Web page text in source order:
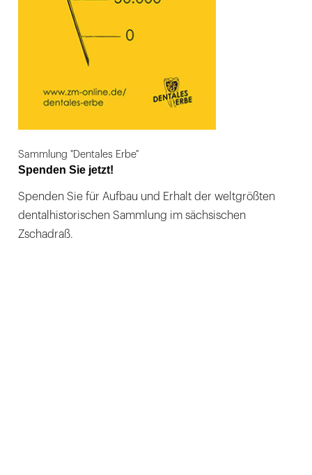
Sammlung "Dentales Erbe"
Spenden Sie jetzt!
Spenden Sie für Aufbau und Erhalt der weltgrößten
dentalhistorischen Sammlung im sächsischen
Zschadraß.